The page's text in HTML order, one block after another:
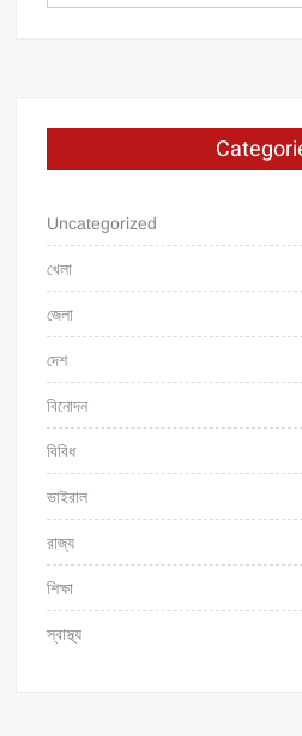
Uncategorized
খেলা
জেলা
দেশ
বিনোদন
বিবিধ
ভাইরাল
রাজ্য
শিক্ষা
স্বাস্থ্য